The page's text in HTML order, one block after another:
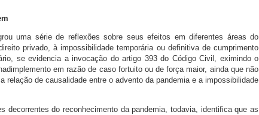
uma série de reflexões sobre seus efeitos em diferentes áreas do
privado, à impossibilidade temporária ou definitiva de cumprimento
se evidencia a invocação do artigo 393 do Código Civil, eximindo o
em razão de caso fortuito ou de força maior, ainda que não
relação de causalidade entre o advento da pandemia e a impossibilidade
decorrentes do reconhecimento da pandemia, todavia, identifica que as